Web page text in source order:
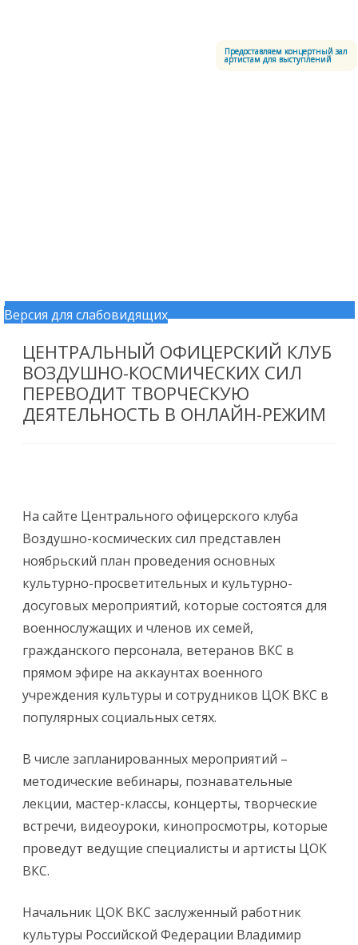
Версия для слабовидящих
Предоставляем концертный зал
артистам для выступлений
Перейти к содержимому
ЦЕНТРАЛЬНЫЙ ОФИЦЕРСКИЙ КЛУБ
ВОЗДУШНО-КОСМИЧЕСКИХ СИЛ
ПЕРЕВОДИТ ТВОРЧЕСКУЮ
ДЕЯТЕЛЬНОСТЬ В ОНЛАЙН-РЕЖИМ
На сайте Центрального офицерского клуба
Воздушно-космических сил представлен
ноябрьский план проведения основных
культурно-просветительных и культурно-
досуговых мероприятий, которые состоятся для
военнослужащих и членов их семей,
гражданского персонала, ветеранов ВКС в
прямом эфире на аккаунтах военного
учреждения культуры и сотрудников ЦОК ВКС в
популярных социальных сетях.
В числе запланированных мероприятий –
методические вебинары, познавательные
лекции, мастер-классы, концерты, творческие
встречи, видеоуроки, кинопросмотры, которые
проведут ведущие специалисты и артисты ЦОК
ВКС.
Начальник ЦОК ВКС заслуженный работник
культуры Российской Федерации Владимир